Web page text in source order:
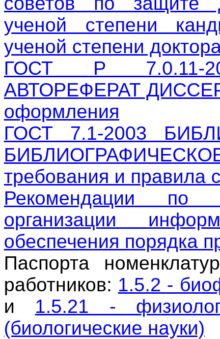
ученой степени
ученой степени
ГОСТ Р 7.0.11-
АВТОРЕФЕРАТ
оформления
ГОСТ 7.1-2003
требования и правила
Рекомендации по
организации
обеспечения порядка
Паспорта
работников: 1.5.2 -
и 1.5.21 -
(биологические науки)